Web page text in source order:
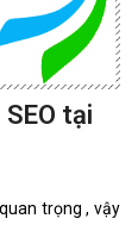
tại
trọng , vậy